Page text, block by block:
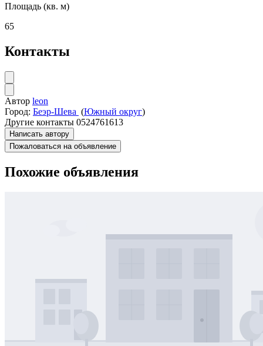
Площадь (кв. м)
65
Контакты
Автор leon
Город: Беэр-Шева (Южный округ)
Другие контакты 0524761613
Написать автору
Пожаловаться на объявление
Похожие объявления